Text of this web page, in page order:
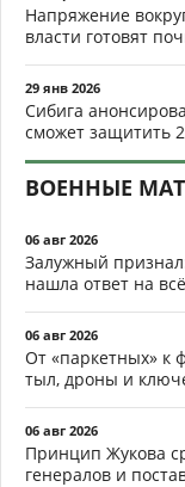
Напряжение
власти готовят
29 янв 2026
Сибига
сможет защитить
ВОЕННЫЕ
06 авг 2026
Залужный
нашла ответ на
06 авг 2026
От «паркетных» к
тыл, дроны и
06 авг 2026
Принцип Жукова
генералов и